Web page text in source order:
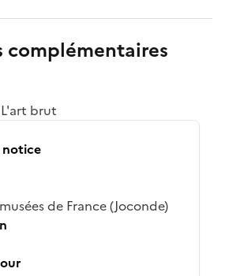
brut
notice
de France (Joconde)